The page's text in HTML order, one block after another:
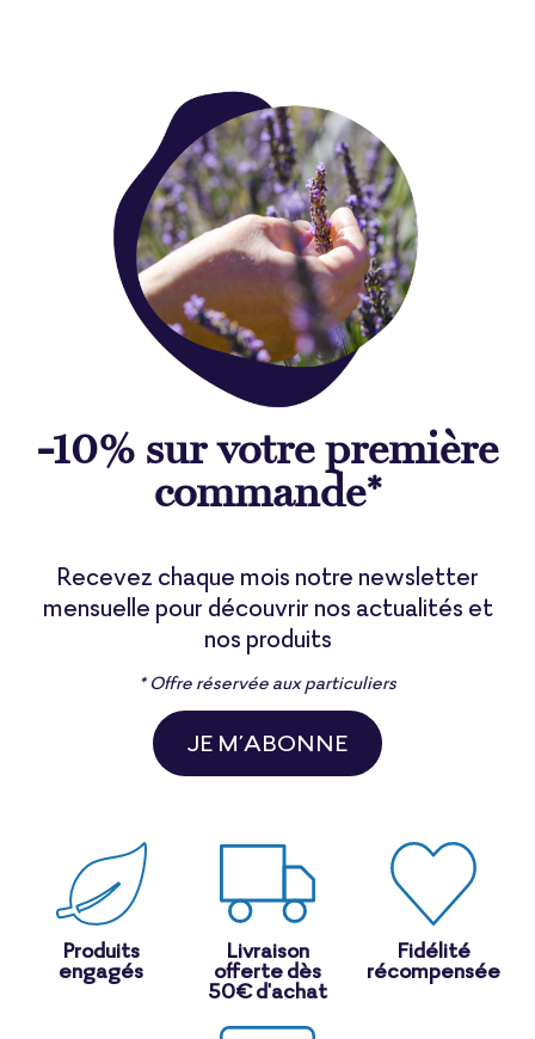
-10% sur votre première
commande*
Recevez chaque mois notre newsletter
mensuelle pour découvrir nos actualités et
nos produits
* Offre réservée aux particuliers
JE M’ABONNE
Produits
engagés
Livraison
offerte dès
50€ d'achat
Fidélité
récompensée